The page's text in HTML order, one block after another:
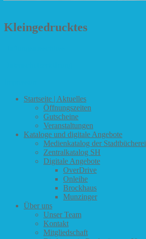
Kleingedrucktes
Startseite | Aktuelles
Öffnungszeiten
Gutscheine
Veranstaltungen
Kataloge und digitale Angebote
Medienkatalog der Stadtbücherei
Zentralkatalog SH
Digitale Angebote
OverDrive
Onleihe
Brockhaus
Munzinger
Über uns
Unser Team
Kontakt
Mitgliedschaft